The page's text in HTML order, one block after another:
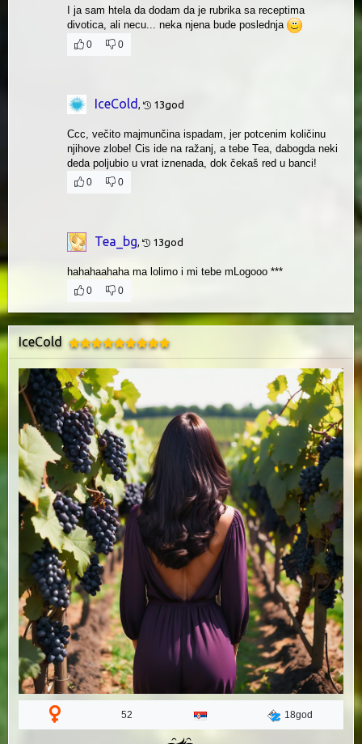
I ja sam htela da dodam da je rubrika sa receptima
divotica, ali necu... neka njena bude poslednja
0 0
IceCold , 13god
Ccc, večito majmunčina ispadam, jer potcenim količinu
njihove zlobe! Cis ide na ražanj, a tebe Tea, dabogda neki
deda poljubio u vrat iznenada, dok čekaš red u banci!
0 0
Tea_bg, 13god
hahahaahaha ma lolimo i mi tebe mLogooo ***
0 0
IceCold
52 18god